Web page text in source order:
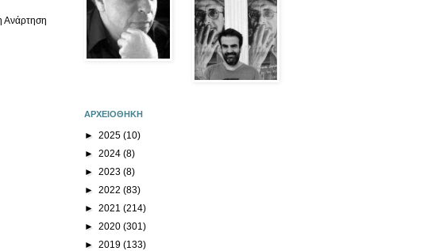
Ανάρτηση
ΑΡΧΕΙΟΘΗΚΗ
► 2025 (10)
► 2024 (8)
► 2023 (8)
► 2022 (83)
► 2021 (214)
► 2020 (301)
► 2019 (133)